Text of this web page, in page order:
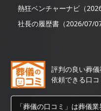
熱狂ベンチャーナビ（
社長の履歴書（2026/07/07
評判の良い葬儀
依頼できる口コ
「葬儀の口コミ」は葬儀